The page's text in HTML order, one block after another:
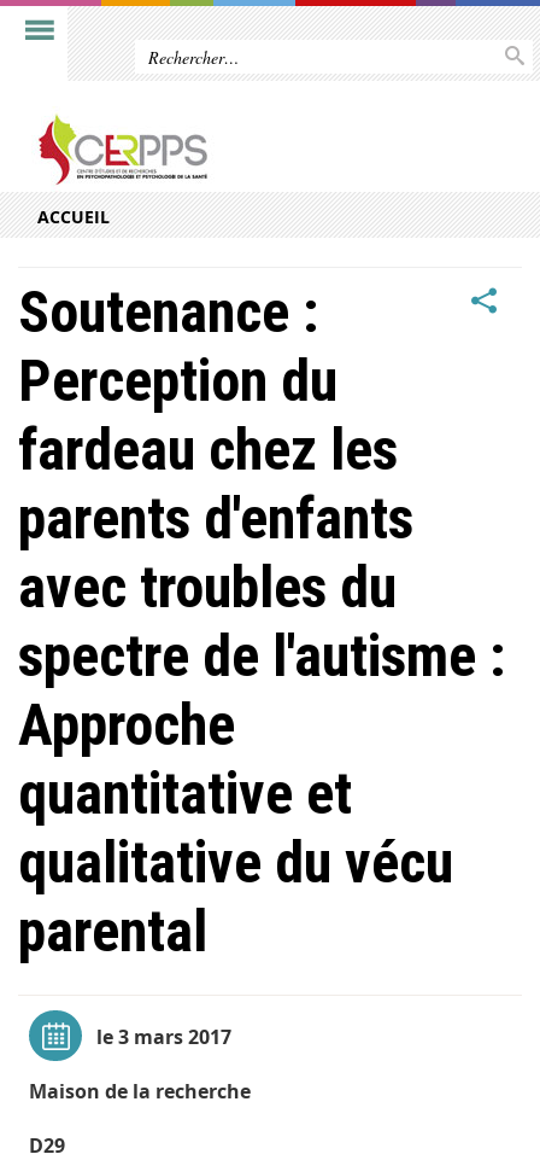
ACCUEIL
Soutenance :
Perception du
fardeau chez les
parents d'enfants
avec troubles du
spectre de l'autisme :
Approche
quantitative et
qualitative du vécu
parental
le 3 mars 2017
Maison de la recherche
D29